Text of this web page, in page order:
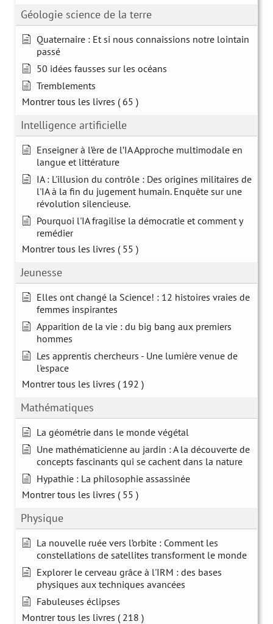
Géologie science de la terre
Quaternaire : Et si nous connaissions notre lointain
passé
50 idées fausses sur les océans
Tremblements
Montrer tous les livres ( 65 )
Intelligence artificielle
Enseigner à l’ère de l’IA Approche multimodale en
langue et littérature
IA : L'illusion du contrôle : Des origines militaires de
l'IA à la fin du jugement humain. Enquête sur une
révolution silencieuse.
Pourquoi l'IA fragilise la démocratie et comment y
remédier
Montrer tous les livres ( 55 )
Jeunesse
Elles ont changé la Science! : 12 histoires vraies de
femmes inspirantes
Apparition de la vie : du big bang aux premiers
hommes
Les apprentis chercheurs - Une lumière venue de
l'espace
Montrer tous les livres ( 192 )
Mathématiques
La géométrie dans le monde végétal
Une mathématicienne au jardin : A la découverte de
concepts fascinants qui se cachent dans la nature
Hypathie : La philosophie assassinée
Montrer tous les livres ( 55 )
Physique
La nouvelle ruée vers l’orbite : Comment les
constellations de satellites transforment le monde
Explorer le cerveau grâce à l'IRM : des bases
physiques aux techniques avancées
Fabuleuses éclipses
Montrer tous les livres ( 218 )